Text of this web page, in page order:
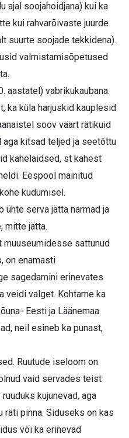
ajal soojahoidjana) kui ka
kui rahvarõivaste juurde
suurte soojade tekkidena).
valmistamisõpetused
aastatel) vabrikukaubana.
ka küla harjuskid kauplesid
soov väärt rätikuid
kitsad teljed ja seetõttu
kahelaidsed, st kahest
Eespool mainitud
kudumisel.
ühte serva jätta narmad ja
mitte jätta.
muuseumidesse sattunud
on enamasti
sagedamini erinevates
veidi valget. Kohtame ka
Eesti ja Läänemaa
neil esineb ka punast,
Ruutude iseloom on
vaid servades teist
kujunevad, aga
räti pinna. Siduseks on kas
või ka erinevad